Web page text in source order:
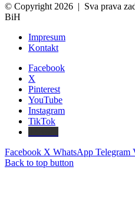
© Copyright 2026 | Sva prava
BiH
Impresum
Kontakt
Facebook
X
Pinterest
YouTube
Instagram
TikTok
Facebook X WhatsApp Telegram
Back to top button